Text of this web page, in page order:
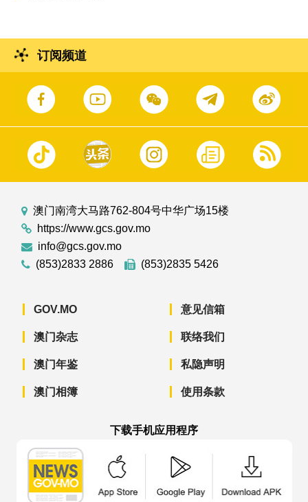
订阅频道
澳门南湾大马路762-804号中华广场15楼
https://www.gcs.gov.mo
info@gcs.gov.mo
(853)2833 2886
(853)2835 5426
GOV.MO
澳门杂志
澳门年鉴
澳门相簿
意见信箱
联络我们
私隐声明
使用条款
下载手机应用程序